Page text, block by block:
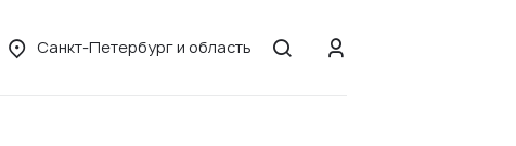
Санкт-Петербург и область